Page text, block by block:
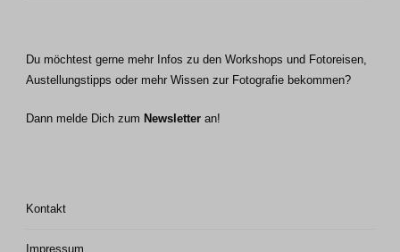
Du möchtest gerne mehr Infos zu den Workshops und Fotoreisen,
Austellungstipps oder mehr Wissen zur Fotografie bekommen?
Dann melde Dich zum Newsletter an!
Kontakt
Impressum